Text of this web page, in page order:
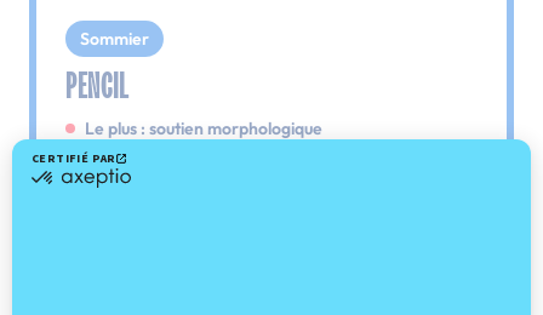
Sommier
PENCIL
Le plus : soutien morphologique
Grâce à ses 3 zones de confort, le sommier
Pencil vous assure tout son soutien. Avec les